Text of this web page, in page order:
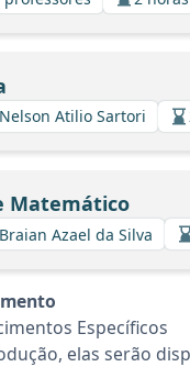
Atilio Sartori
Matemático
Azael da Silva
Específicos
elas serão